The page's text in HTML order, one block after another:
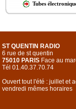
Tubes
ST QUENTIN RADIO
6 rue de st quentin
75010 PARIS Face au
Tél 01.40.37.70.74
Ouvert tout l'été : juillet et
vendredi mêmes horaires